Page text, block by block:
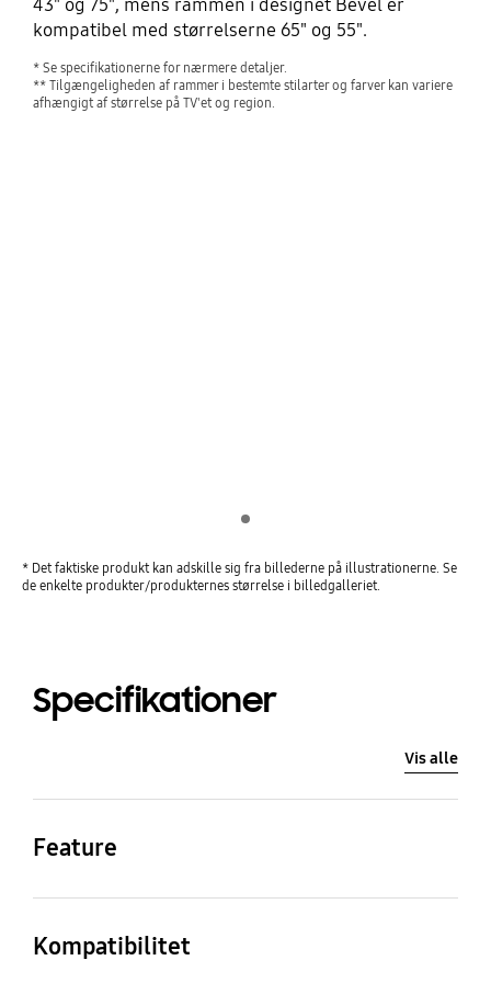
43" og 75", mens rammen i designet Bevel er
kompatibel med størrelserne 65" og 55".
* Se specifikationerne for nærmere detaljer.
** Tilgængeligheden af rammer i bestemte stilarter og farver kan variere
afhængigt af størrelse på TV'et og region.
* Det faktiske produkt kan adskille sig fra billederne på illustrationerne. Se
de enkelte produkter/produkternes størrelse i billedgalleriet.
Specifikationer
Vis alle
Feature
Farve
Material
Kompatibilitet